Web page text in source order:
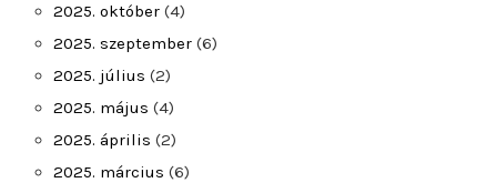
2025. október (4)
2025. szeptember (6)
2025. július (2)
2025. május (4)
2025. április (2)
2025. március (6)